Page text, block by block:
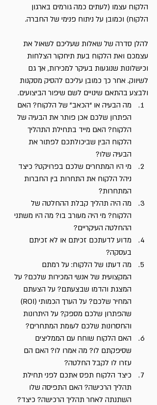
הלקוח עצמו (לעתים כמה גורמים בארגון
הלקוח) וכמובן על ניתוח פנימי של החברה.
להלן סדרה של שאלות שעליכם לשאול את
עצמכם ואת הלקוח בעת תיחקור הצלחות
וכישלונות שנוגעות בעיקר למכירות, אך גם
לשיווק. אחר כך כמובן עליכם להסיק מסקנות
ולבצע בהתאם שינויים לשם שיפור הביצועים.
מה הבעיה או “הכאב” של הלקוח? האם
הפתרון שלכם אכן פותר את הבעיה של
הלקוח? האם מייד בתחילת התהליך
הלקוח הבין שביכולתכם לפתור את
הבעיה שלו?
מי היו המתחרים שלכם בפרויקט? כיצד
ניהל הלקוח את התחרות בין החברות
המתחרות?
מה היה תהליך קבלת ההחלטה של
הלקוח? מי היה מעורב בו? מה היו משתני
ההחלטה העיקריים?
מדוע לדעתכם זכיתם או לא זכיתם
בעסקה?
מה דעתו של הלקוח: על רמתם
המקצועית של אנשי המכירות שלכם? על
המצגת והדמו שבצעתם? על הצעתם
המחיר שלכם? על הערך הכמותי (ROI)
שהפתרון שלכם מספק? על היתרונות
והחסרונות שלכם לעומת המתחרים?
האם הלקוח שוחח עם הממליצים
שסיפקתם לו? מה אמרו לו? האם הם
עזרו לו לקבל החלטה?
כיצד הלקוח תפס אתכם לפני תחילת
תהליך הרכישה? האם התפיסה שלו
השתנתה לאחר תהליך הרכישה? כיצד?